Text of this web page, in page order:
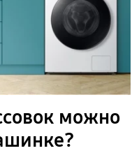
можно